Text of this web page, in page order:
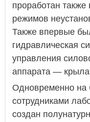
проработан также
режимов
Также впервые
гидравлическая
управления
аппарата —
Одновременно
сотрудниками
создан